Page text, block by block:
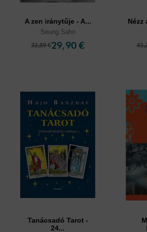
A zen iránytűje - A...
Seung Sahn
32,89 €29,90 €
Nézz
Tanácsadó Tarot -
24...